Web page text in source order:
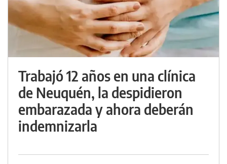
Trabajó 12 años en una clínica
de Neuquén, la despidieron
embarazada y ahora deberán
indemnizarla